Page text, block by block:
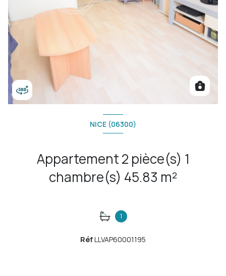
NICE (06300)
Appartement 2 pièce(s) 1
chambre(s) 45.83 m²
1
RéfLLVAP60001195